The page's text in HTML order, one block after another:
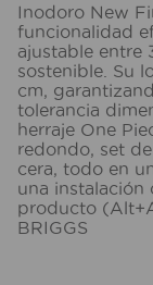
Inodoro New
funcionalidad
ajustable entre
sostenible. Su
cm,
tolerancia
herraje One
redondo, set
cera, todo en
una instalación
producto
BRIGGS